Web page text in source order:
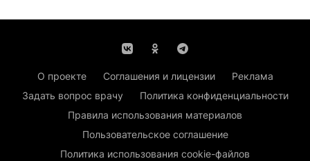
О проекте Соглашения и лицензии
Реклама
Задать вопрос врачу
Политика конфиденциальности
Правила использования материалов
Пользовательское соглашение
Политика использования cookie-файлов